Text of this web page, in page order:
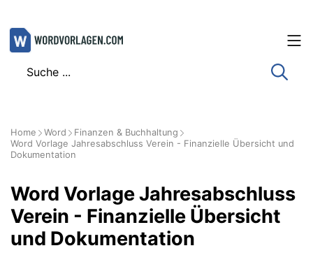
Zum
Inhalt
Home Word
Finanzen & Buchhaltung
Word Vorlage Jahresabschluss Verein - Finanzielle Übersicht und
Dokumentation
Word Vorlage Jahresabschluss
Verein - Finanzielle Übersicht
und Dokumentation